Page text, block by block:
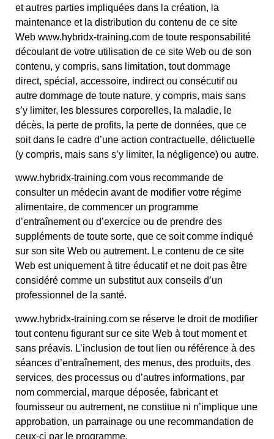
et autres parties impliquées dans la création, la
maintenance et la distribution du contenu de ce site
Web www.hybridx-training.com de toute responsabilité
découlant de votre utilisation de ce site Web ou de son
contenu, y compris, sans limitation, tout dommage
direct, spécial, accessoire, indirect ou consécutif ou
autre dommage de toute nature, y compris, mais sans
s’y limiter, les blessures corporelles, la maladie, le
décès, la perte de profits, la perte de données, que ce
soit dans le cadre d’une action contractuelle, délictuelle
(y compris, mais sans s’y limiter, la négligence) ou autre.
www.hybridx-training.com vous recommande de
consulter un médecin avant de modifier votre régime
alimentaire, de commencer un programme
d’entraînement ou d’exercice ou de prendre des
suppléments de toute sorte, que ce soit comme indiqué
sur son site Web ou autrement. Le contenu de ce site
Web est uniquement à titre éducatif et ne doit pas être
considéré comme un substitut aux conseils d’un
professionnel de la santé.
www.hybridx-training.com se réserve le droit de modifier
tout contenu figurant sur ce site Web à tout moment et
sans préavis. L’inclusion de tout lien ou référence à des
séances d’entraînement, des menus, des produits, des
services, des processus ou d’autres informations, par
nom commercial, marque déposée, fabricant et
fournisseur ou autrement, ne constitue ni n’implique une
approbation, un parrainage ou une recommandation de
ceux-ci par le programme.